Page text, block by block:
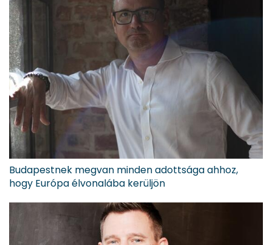
Budapestnek megvan minden adottsága ahhoz,
hogy Európa élvonalába kerüljön